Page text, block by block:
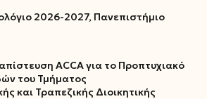
2026-2027, Πανεπιστήμιο
ACCA για το Προπτυχιακό
του Τμήματος
και Τραπεζικής Διοικητικής